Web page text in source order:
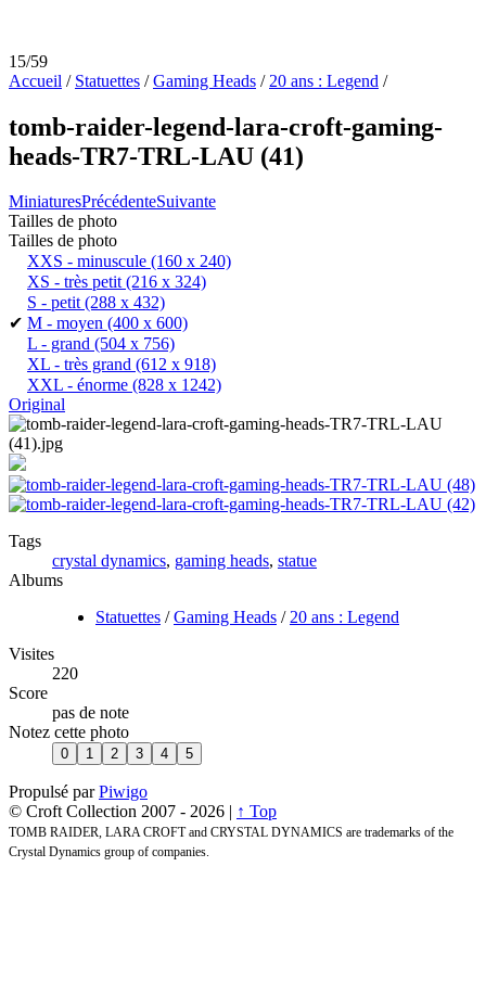
15/59
Accueil / Statuettes /Gaming Heads / 20 ans : Legend /
tomb-raider-legend-lara-croft-gaming-
heads-TR7-TRL-LAU (41)
MiniaturesPrécédenteSuivante
Tailles de photo
Tailles de photo
XXS - minuscule (160 x 240)
XS - très petit(216 x 324)
S - petit(288 x 432)
✔ M - moyen (400 x 600)
L - grand (504 x 756)
XL - très grand (612 x 918)
XXL - énorme (828 x 1242)
Original
Tags
crystal dynamics, gaming heads, statue
Albums
Statuettes /Gaming Heads /20 ans : Legend
Visites
220
Score
pas de note
Notez cette photo
Propulsé parPiwigo
© Croft Collection 2007 - 2026 | ↑ Top
TOMB RAIDER, LARA CROFT and CRYSTAL DYNAMICS are trademarks of the
Crystal Dynamics group of companies.